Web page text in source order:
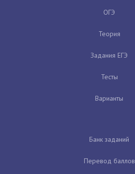
ОГЭ
Теория
Задания ЕГЭ
Тесты
Варианты
Банк заданий
Перевод баллов